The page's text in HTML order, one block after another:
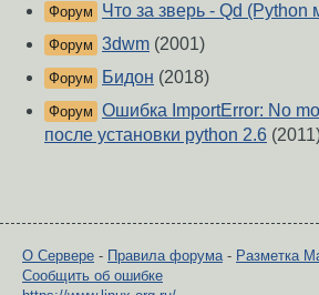
Форум Что за зверь - Qd (Python
Форум 3dwm (2001)
Форум Бидон (2018)
Форум Ошибка ImportError: No
после установки python 2.6
О Сервере - Правила форума- Разметка
Сообщить об ошибке